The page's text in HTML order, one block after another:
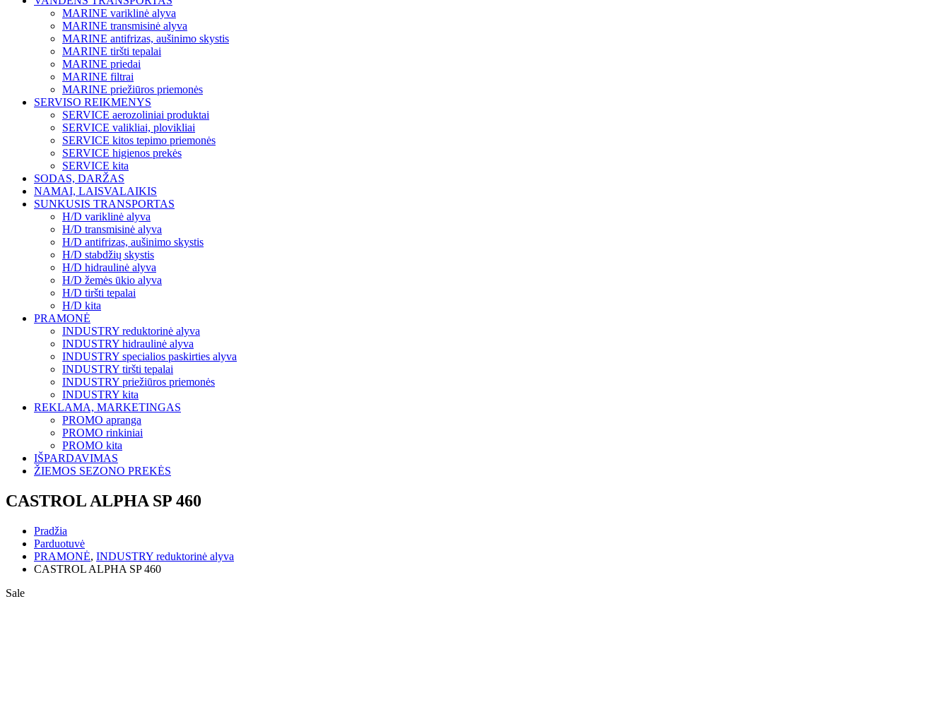
MARINE variklinė alyva
MARINE transmisinė alyva
MARINE antifrizas, aušinimo skystis
MARINE tiršti tepalai
MARINE priedai
MARINE filtrai
MARINE priežiūros priemonės
SERVISO REIKMENYS
SERVICE aerozoliniai produktai
SERVICE valikliai, plovikliai
SERVICE kitos tepimo priemonės
SERVICE higienos prekės
SERVICE kita
SODAS, DARŽAS
NAMAI, LAISVALAIKIS
SUNKUSIS TRANSPORTAS
H/D variklinė alyva
H/D transmisinė alyva
H/D antifrizas, aušinimo skystis
H/D stabdžių skystis
H/D hidraulinė alyva
H/D žemės ūkio alyva
H/D tiršti tepalai
H/D kita
PRAMONĖ
INDUSTRY reduktorinė alyva
INDUSTRY hidraulinė alyva
INDUSTRY specialios paskirties alyva
INDUSTRY tiršti tepalai
INDUSTRY priežiūros priemonės
INDUSTRY kita
REKLAMA, MARKETINGAS
PROMO apranga
PROMO rinkiniai
PROMO kita
IŠPARDAVIMAS
ŽIEMOS SEZONO PREKĖS
CASTROL ALPHA SP 460
Pradžia
Parduotuvė
PRAMONĖ, INDUSTRY reduktorinė alyva
CASTROL ALPHA SP 460
Sale